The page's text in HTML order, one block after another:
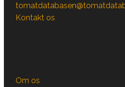
Kontakt os
Om os